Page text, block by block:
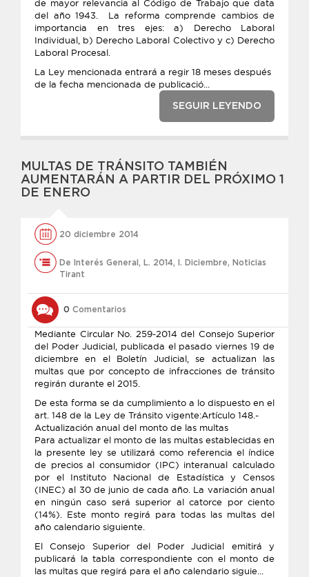
de mayor relevancia al Código de Trabajo que data
del año 1943. La reforma comprende cambios de
importancia en tres ejes: a) Derecho Laboral
Individual, b) Derecho Laboral Colectivo y c) Derecho
Laboral Procesal.
La Ley mencionada entrará a regir 18 meses después
de la fecha mencionada de publicació...
SEGUIR LEYENDO
MULTAS DE TRÁNSITO TAMBIÉN
AUMENTARÁN A PARTIR DEL PRÓXIMO 1
DE ENERO
20 diciembre 2014
De Interés General , L. 2014, l. Diciembre, Noticias
Tirant
0 Comentarios
Mediante Circular No. 259-2014 del Consejo Superior
del Poder Judicial, publicada el pasado viernes 19 de
diciembre en el Boletín Judicial, se actualizan las
multas que por concepto de infracciones de tránsito
regirán durante el 2015.
De esta forma se da cumplimiento a lo dispuesto en el
art. 148 de la Ley de Tránsito vigente:Artículo 148.-
Actualización anual del monto de las multas
Para actualizar el monto de las multas establecidas en
la presente ley se utilizará como referencia el índice
de precios al consumidor (IPC) interanual calculado
por el Instituto Nacional de Estadística y Censos
(INEC) al 30 de junio de cada año. La variación anual
en ningún caso será superior al catorce por ciento
(14%). Este monto regirá para todas las multas del
año calendario siguiente.
El Consejo Superior del Poder Judicial emitirá y
publicará la tabla correspondiente con el monto de
las multas que regirá para el año calendario siguie...